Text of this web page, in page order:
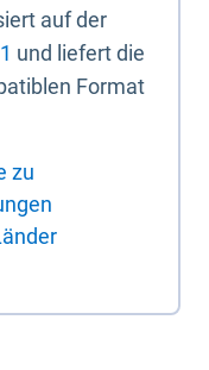
auf der
und liefert die
Format
zu